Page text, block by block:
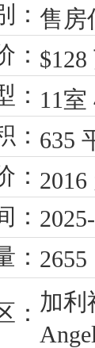
： 售
：
： 11室
： 635
：
：
： 2655
： 加